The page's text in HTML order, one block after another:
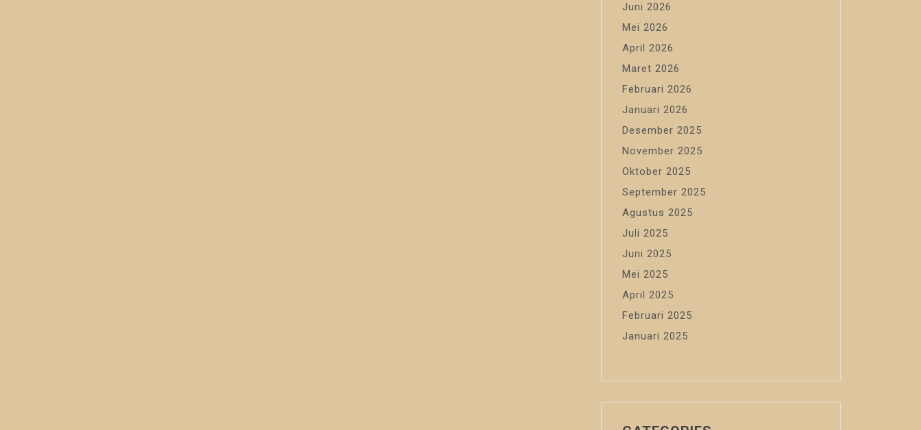
Juni 2026
Mei 2026
April 2026
Maret 2026
Februari 2026
Januari 2026
Desember 2025
November 2025
Oktober 2025
September 2025
Agustus 2025
Juli 2025
Juni 2025
Mei 2025
April 2025
Februari 2025
Januari 2025